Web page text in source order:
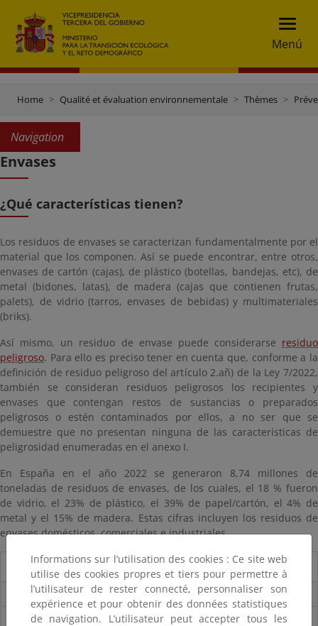
Menú
Home Qualité et évaluation environnementale Thèmes
Navigation
Envases
¿Qué características tienen?
Los residuos de envases se caracterizan fundamentalmente por el
material que los componen. Así se puede encontrar, entre otros,
envases de cartón (cajas), de plástico (botellas, bandejas, etc), de
metal (bidones, latas), de madera (cajas que contienen frutas,
palets), de vidrio (tarros, envases de bebidas) y multimateriales
(briks).
Así mismo, un residuo de envase puede considerarse residuo
peligroso. Para ello es preciso tener en cuenta que, conforme a la
definición de residuo peligroso del artículo 2.añ) de la Ley 7/2022,
también se consideran residuos peligrosos los recipientes y
envases que contengan restos de sustancias o preparados
peligrosos o estén contaminados por ellos, a no ser que se
demuestre que no presentan ninguna de las características de
peligrosidad enumeradas en el anexo I.
En España en el año 2022 se generaron 8,74 millones de
toneladas de residuos de envases, de los cuales, el 18 % fueron
de vidrio, el 23% de plástico, el 39% de papel/cartón, el 4% de
metal y el 15% de madera. Estas cifras incluyen los residuos de
envases domésticos, comerciales e industriales.
Envases
¿Qué son los envases y residuos de envase?
¿Dónde se generan?
Informations sur l’utilisation des cookies : Ce site web
utilise des cookies propres et tiers pour permettre à
l’utilisateur de rester connecté, personnaliser son
expérience et pour obtenir des données statistiques
de navigation. L’utilisateur peut accepter tous les